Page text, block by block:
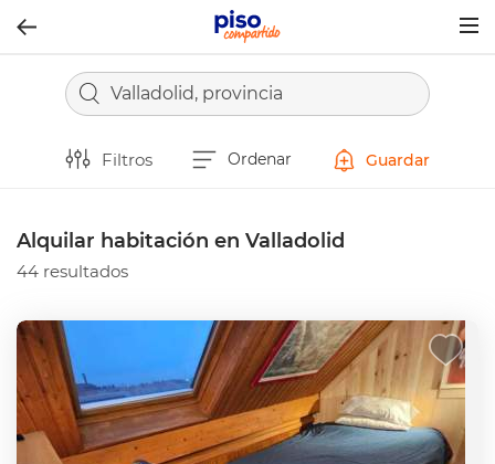
Valladolid, provincia
Filtros Ordenar Guardar
Alquilar habitación en Valladolid
44 resultados